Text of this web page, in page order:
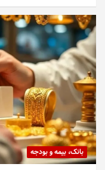
بانک، بیمه و بودجه